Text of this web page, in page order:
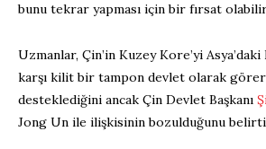
bunu tekrar yapması için bir fırsat
Uzmanlar, Çin’in Kuzey Kore’yi Asya’daki
karşı kilit bir tampon devlet olarak
desteklediğini ancak Çin Devlet Başkanı
Jong Un ile ilişkisinin bozulduğunu